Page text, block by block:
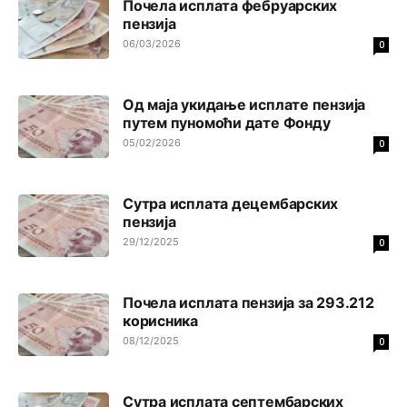
Почела исплата фебруарских
пензија
06/03/2026 0
Од маја укидање исплате пензија
путем пуномоћи дате Фонду
05/02/2026 0
Сутра исплата децембарских
пензија
29/12/2025 0
Почела исплата пензија за 293.212
корисника
08/12/2025 0
Сутра исплата септембарских
Анонимно2801129 јуче 8:50
odbaci potrošnju vode sa jahorinskih vrela ali mu je to
skuplje pa koristi vodu koja mu je jeftinija
Анонимно2798926
niti iko pravi problem oko toga. Ovdje je u pitanju
odgovornost vodovoda prema primarni korisnicima
njihove usluge koju građani Pala isto tako plaćaju.
Vodovodu je primaran novac koji sigurno dobija iz
Kantona.Seljac
i koji žive u Palama (kakvi građani kad je
sve šljeglo) ionako slabo plaćaju vodu
Neka ste Vi građanin da nas produhovite!